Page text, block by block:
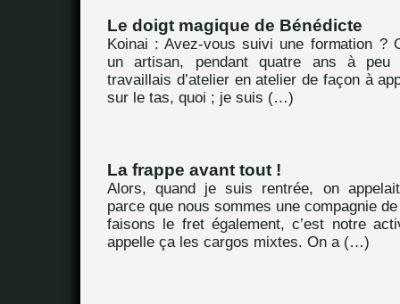
Le doigt magique de Bénédicte
Koinai : Avez-vous suivi une formation ?
un artisan, pendant quatre ans à
travaillais d’atelier en atelier de façon à
sur le tas, quoi ; je suis (…)
La frappe avant tout !
Alors, quand je suis rentrée, on
parce que nous sommes une compagnie
faisons le fret également, c’est notre
appelle ça les cargos mixtes. On a (…)